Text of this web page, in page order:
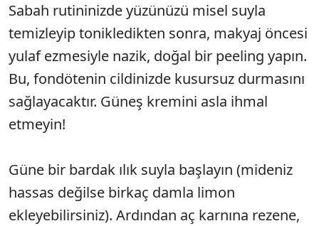
Sabah rutininizde yüzünüzü misel suyla
temizleyip tonikledikten sonra, makyaj öncesi
yulaf ezmesiyle nazik, doğal bir peeling yapın.
Bu, fondötenin cildinizde kusursuz durmasını
sağlayacaktır. Güneş kremini asla ihmal
etmeyin!
Güne bir bardak ılık suyla başlayın (mideniz
hassas değilse birkaç damla limon
ekleyebilirsiniz). Ardından aç karnına rezene,